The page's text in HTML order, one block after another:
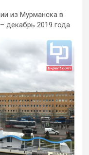
из Мурманска в
декабрь 2019 года